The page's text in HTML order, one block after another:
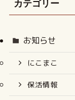
カテゴリー
お知らせ
にこまこ
保活情報